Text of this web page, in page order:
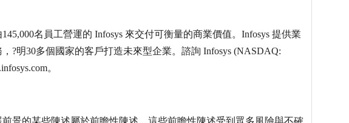
名員工營運的 Infosys 來交付可衡量的商業價值。Infosys 提供業
?明30多個國家的客戶打造未來型企業。諮詢 Infosys (NASDAQ:
。
景的某些陳述屬於前瞻性陳述。這些前瞻性陳述受到眾多風險與不確